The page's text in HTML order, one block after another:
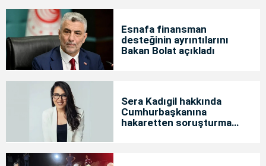
Esnafa finansman
desteğinin ayrıntılarını
Bakan Bolat açıkladı
Sera Kadıgil hakkında
Cumhurbaşkanına
hakaretten soruşturma